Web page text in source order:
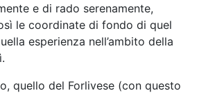
e di rado serenamente,
le coordinate di fondo di quel
esperienza nell’ambito della
quello del Forlivese (con questo